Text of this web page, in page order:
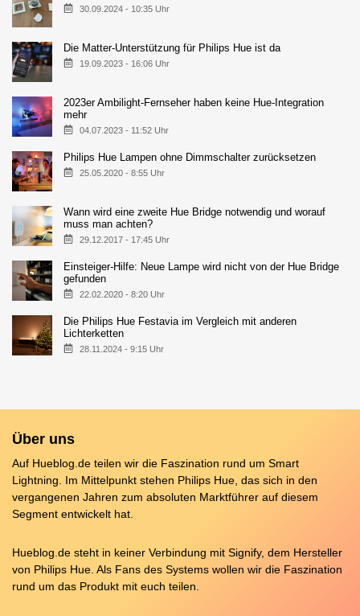
30.09.2024 - 10:35 Uhr
Die Matter-Unterstützung für Philips Hue ist da
19.09.2023 - 16:06 Uhr
2023er Ambilight-Fernseher haben keine Hue-Integration
mehr
04.07.2023 - 11:52 Uhr
Philips Hue Lampen ohne Dimmschalter zurücksetzen
25.05.2020 - 8:55 Uhr
Wann wird eine zweite Hue Bridge notwendig und worauf
muss man achten?
29.12.2017 - 17:45 Uhr
Einsteiger-Hilfe: Neue Lampe wird nicht von der Hue Bridge
gefunden
22.02.2020 - 8:20 Uhr
Die Philips Hue Festavia im Vergleich mit anderen
Lichterketten
28.11.2024 - 9:15 Uhr
Über uns
Auf Hueblog.de teilen wir die Faszination rund um Smart
Lightning. Im Mittelpunkt stehen Philips Hue, das sich in den
vergangenen Jahren zum absoluten Marktführer auf diesem
Segment entwickelt hat.
Hueblog.de steht in keiner Verbindung mit Signify, dem Hersteller
von Philips Hue. Als Fans des Systems wollen wir die Faszination
rund um das Produkt mit euch teilen.